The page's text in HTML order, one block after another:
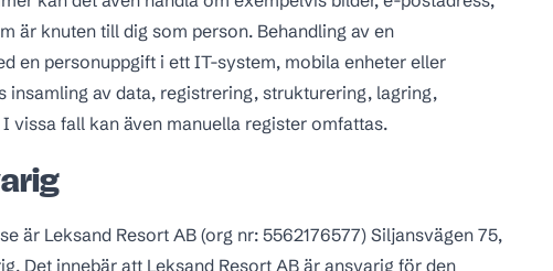
är knuten till dig som person. Behandling av en
en personuppgift i ett IT-system, mobila enheter eller
insamling av data, registrering, strukturering, lagring,
vissa fall kan även manuella register omfattas.
är Leksand Resort AB (org nr: 5562176577) Siljansvägen 75,
Det innebär att Leksand Resort AB är ansvarig för den